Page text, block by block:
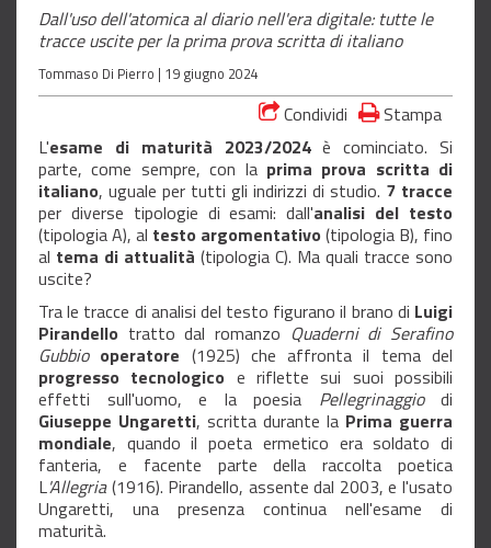
Dall'uso dell'atomica al diario nell'era digitale: tutte le
tracce uscite per la prima prova scritta di italiano
Tommaso Di Pierro | 19 giugno 2024
Condividi
Stampa
L'esame di maturità 2023/2024è cominciato. Si
parte, come sempre, con la prima prova scritta di
italiano, uguale per tutti gli indirizzi di studio. 7 tracce
per diverse tipologie di esami: dall'analisi del testo
(tipologia A), al testo argomentativo (tipologia B), fino
al tema di attualità (tipologia C). Ma quali tracce sono
uscite?
Tra le tracce di analisi del testo figurano il brano di Luigi
Pirandello tratto dal romanzo Quaderni di Serafino
Gubbio operatore (1925) che affronta il tema del
progresso tecnologico e riflette sui suoi possibili
effetti sull'uomo, e la poesia Pellegrinaggiodi
Giuseppe Ungaretti, scritta durante la Prima guerra
mondiale, quando il poeta ermetico era soldato di
fanteria, e facente parte della raccolta poetica
L'Allegria(1916). Pirandello, assente dal 2003, e l'usato
Ungaretti, una presenza continua nell'esame di
maturità.